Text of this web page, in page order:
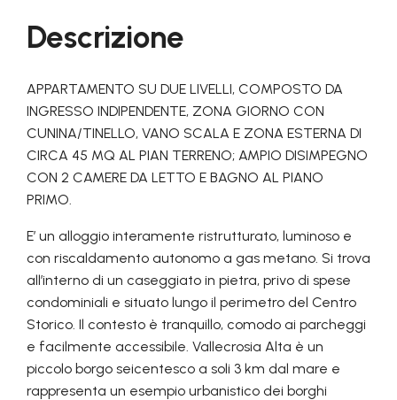
Descrizione
APPARTAMENTO SU DUE LIVELLI, COMPOSTO DA
INGRESSO INDIPENDENTE, ZONA GIORNO CON
CUNINA/TINELLO, VANO SCALA E ZONA ESTERNA DI
CIRCA 45 MQ AL PIAN TERRENO; AMPIO DISIMPEGNO
CON 2 CAMERE DA LETTO E BAGNO AL PIANO
PRIMO.
E’ un alloggio interamente ristrutturato, luminoso e
con riscaldamento autonomo a gas metano. Si trova
all’interno di un caseggiato in pietra, privo di spese
condominiali e situato lungo il perimetro del Centro
Storico. Il contesto è tranquillo, comodo ai parcheggi
e facilmente accessibile. Vallecrosia Alta è un
piccolo borgo seicentesco a soli 3 km dal mare e
rappresenta un esempio urbanistico dei borghi